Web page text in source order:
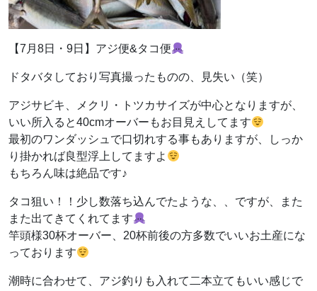
【7月8日・9日】アジ便&タコ便
ドタバタしており写真撮ったものの、見失い（笑）
アジサビキ、メクリ・トツカサイズが中心となりますが、
いい所入ると40cmオーバーもお目見えしてます
最初のワンダッシュで口切れする事もありますが、しっか
り掛かれば良型浮上してますよ
もちろん味は絶品です♪
タコ狙い！！少し数落ち込んでたような、、ですが、また
また出てきてくれてます
竿頭様30杯オーバー、20杯前後の方多数でいいお土産にな
っております
潮時に合わせて、アジ釣りも入れて二本立てもいい感じで